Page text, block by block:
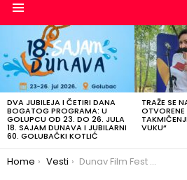
POSLEDNJE
OBJAVE
DVA JUBILEJA I ČETIRI DANA
BOGATOG PROGRAMA: U
GOLUPCU OD 23. DO 26. JULA
18. SAJAM DUNAVA I JUBILARNI
60. GOLUBAČKI KOTLIĆ
TRAŽE SE
VUKU“
You are here:
Home Vesti Dunav Film Fest osmi put u Smederevu